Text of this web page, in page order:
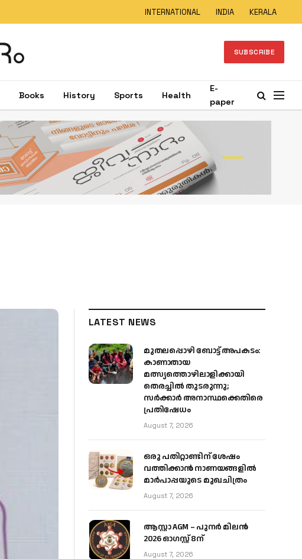
INTERNATIONAL INDIA KERALA
SUBSCRIBE
Books History Sports Health
E-
paper
LATEST NEWS
മുതലപ്പൊഴി ബോട്ട് അപകടം:
കാണാതായ
മത്സ്യത്തൊഴിലാളിക്കായി
തെരച്ചിൽ തുടരുന്നു;
സർക്കാർ അനാസ്ഥക്കെതിരെ
പ്രതിഷേധം
August 7, 2026
ഒരു പതിറ്റാണ്ടിന് ശേഷം
വത്തിക്കാൻ നാണയങ്ങളിൽ
മാർപാപ്പയുടെ മുഖചിത്രം
August 7, 2026
ആസ്റ്റാ AGM – പുനർ മിലൻ
2026 ഓഗസ്റ്റ് 8ന്
August 7, 2026